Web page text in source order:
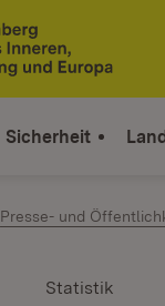
Sicherheit
Presse- und
Statistik